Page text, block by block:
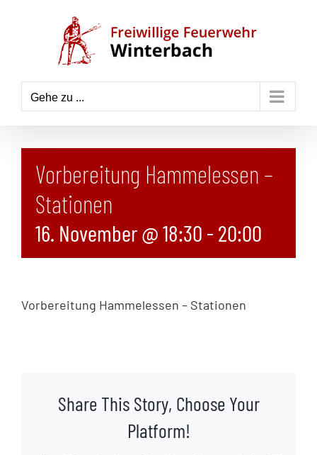
Gehe zu ...
Vorbereitung Hammelessen –
Stationen
16. November @ 18:30 - 20:00
Vorbereitung Hammelessen – Stationen
Share This Story, Choose Your
Platform!